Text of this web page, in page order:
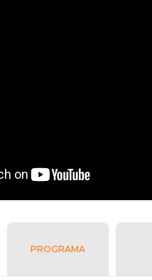
PROGRAMA